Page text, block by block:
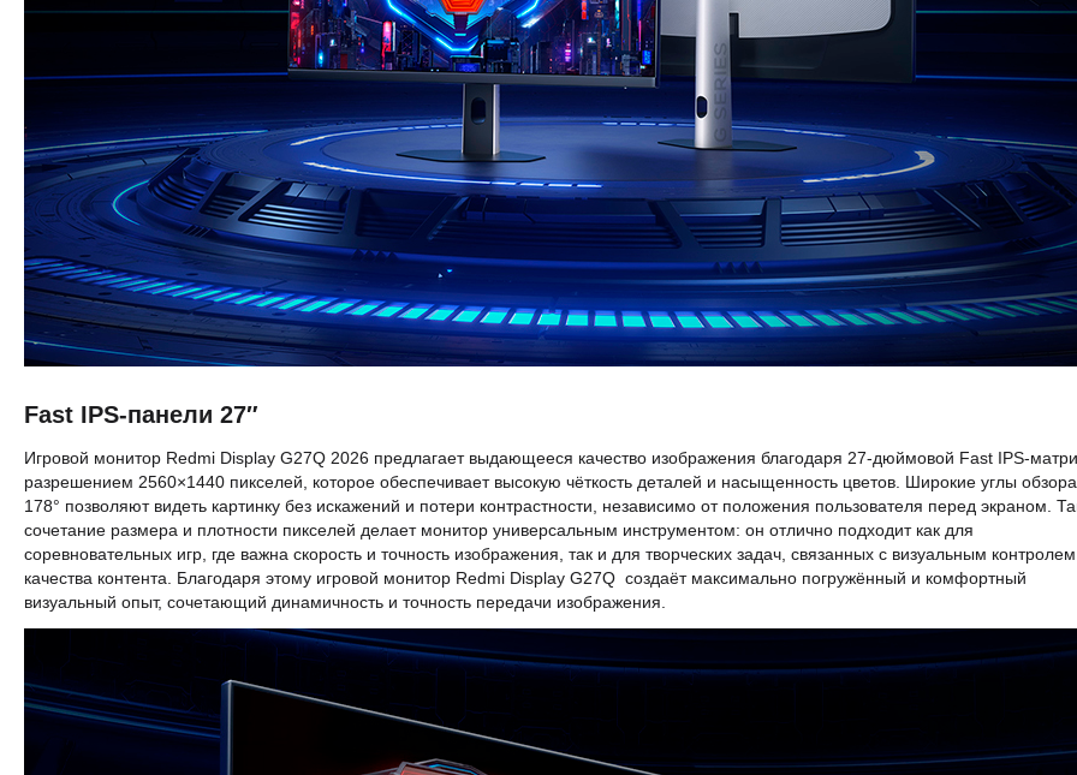
Fast IPS-панели 27″
Игровой монитор Redmi Display G27Q 2026 предлагает выдающееся качество изображения благодаря 27-дюймовой Fast IPS-
разрешением 2560×1440 пикселей, которое обеспечивает высокую чёткость деталей и насыщенность цветов. Широкие углы
178° позволяют видеть картинку без искажений и потери контрастности, независимо от положения пользователя перед экраном.
сочетание размера и плотности пикселей делает монитор универсальным инструментом: он отлично подходит как для
соревновательных игр, где важна скорость и точность изображения, так и для творческих задач, связанных с визуальным контролем
качества контента. Благодаря этому игровой монитор Redmi Display G27Q создаёт максимально погружённый и комфортный
визуальный опыт, сочетающий динамичность и точность передачи изображения.